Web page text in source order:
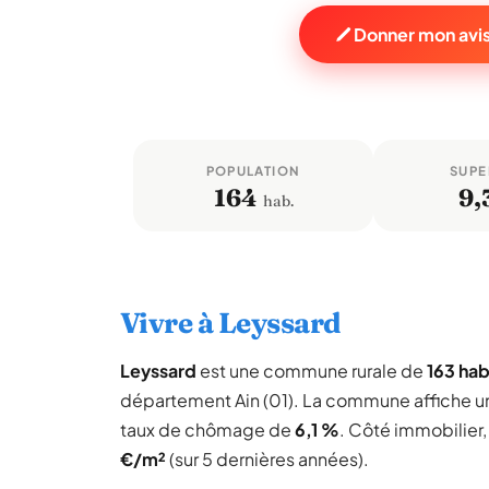
Donner mon
POPULATION
164 hab.
Vivre à Leyssard
Leyssard est une commune rurale de163
département Ain (01). La commune affiche
taux de chômage de6,1 %. Côté
€/m²(sur 5 dernières années).